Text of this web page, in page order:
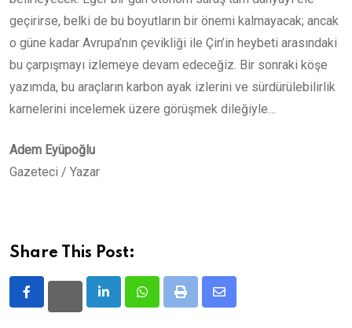
geçirirse, belki de bu boyutların bir önemi kalmayacak; ancak
o güne kadar Avrupa’nın çevikliği ile Çin’in heybeti arasındaki
bu çarpışmayı izlemeye devam edeceğiz. Bir sonraki köşe
yazımda, bu araçların karbon ayak izlerini ve sürdürülebilirlik
karnelerini incelemek üzere görüşmek dileğiyle…
Adem Eyüpoğlu
Gazeteci / Yazar
Share This Post:
LinkedInWhatsappPrint
Share